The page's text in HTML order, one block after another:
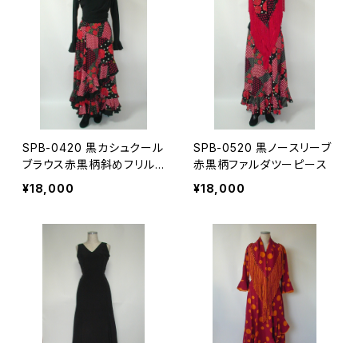
SPB-0420 黒カシュクール
ブラウス赤黒柄斜めフリル
ファルダツーピース
¥18,000
SPB-0520 黒ノースリーブ
赤黒柄ファルダツーピース
¥18,000